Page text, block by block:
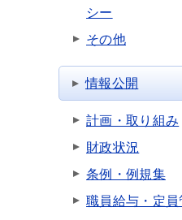
シー
その他
情報公開
計画・取り組み
財政状況
条例・例規集
職員給与・定員